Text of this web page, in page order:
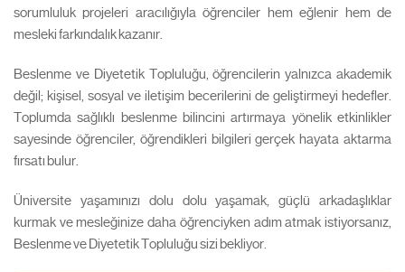
sorumluluk projeleri aracılığıyla öğrenciler hem eğlenir hem de
mesleki farkındalık kazanır.
Beslenme ve Diyetetik Topluluğu, öğrencilerin yalnızca akademik
değil; kişisel, sosyal ve iletişim becerilerini de geliştirmeyi hedefler.
Toplumda sağlıklı beslenme bilincini artırmaya yönelik etkinlikler
sayesinde öğrenciler, öğrendikleri bilgileri gerçek hayata aktarma
fırsatı bulur.
Üniversite yaşamınızı dolu dolu yaşamak, güçlü arkadaşlıklar
kurmak ve mesleğinize daha öğrenciyken adım atmak istiyorsanız,
Beslenme ve Diyetetik Topluluğu sizi bekliyor.